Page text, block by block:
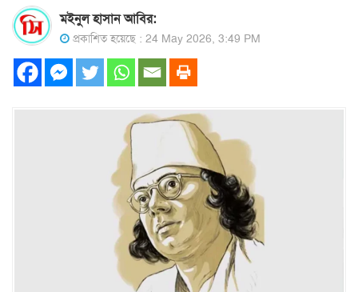
মইনুল হাসান আবির:
প্রকাশিত হয়েছে : 24 May 2026, 3:49 PM